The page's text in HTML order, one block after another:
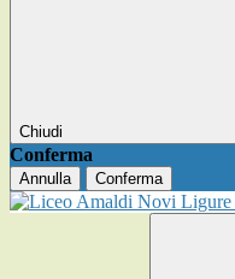
Chiudi
Conferma
Annulla Conferma